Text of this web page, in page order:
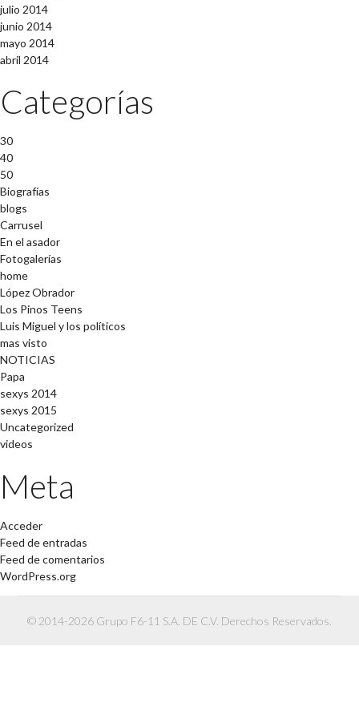
julio 2014
junio 2014
mayo 2014
abril 2014
Categorías
30
40
50
Biografías
blogs
Carrusel
En el asador
Fotogalerías
home
López Obrador
Los Pinos Teens
Luis Miguel y los políticos
mas visto
NOTICIAS
Papa
sexys 2014
sexys 2015
Uncategorized
videos
Meta
Acceder
Feed de entradas
Feed de comentarios
WordPress.org
© 2014-2026 Grupo F6-11 S.A. DE C.V. Derechos Reservados.